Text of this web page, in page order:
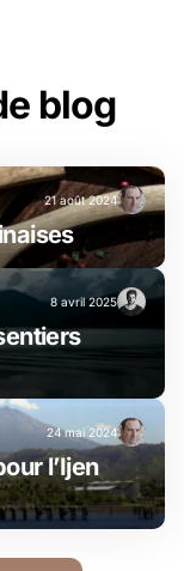
blog
21 août 2024
8 avril 2025
l’Ijen
24 mai 2024